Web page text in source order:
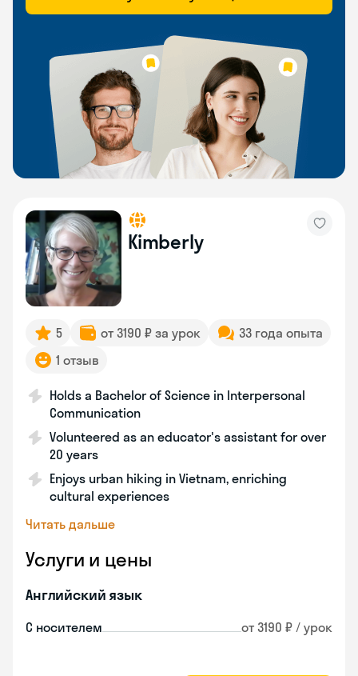
Kimberly
5 от 3190 ₽ за урок
33 года опыта
1 отзыв
Holds a Bachelor of Science in Interpersonal
Communication
Volunteered as an educator's assistant for over
20 years
Enjoys urban hiking in Vietnam, enriching
cultural experiences
Читать дальше
Услуги и цены
Английский язык
С носителем от 3190 ₽ / урок